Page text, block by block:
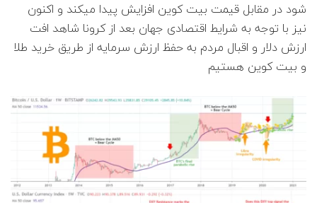
شود در مقابل قیمت بیت کوین افزایش پیدا میکند و اکنون
نیز با توجه به شرایط اقتصادی جهان بعد از کرونا شاهد افت
ارزش دلار و اقبال مردم به حفظ ارزش سرمایه از طریق خرید طلا
و بیت کوین هستیم